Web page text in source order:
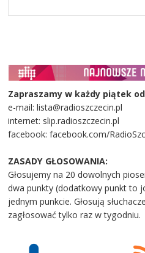
Zapraszamy w każdy piątek od
e-mail: lista@radioszczecin.pl
internet: slip.radioszczecin.pl
facebook: facebook.com/
ZASADY GŁOSOWANIA:
Głosujemy na 20 dowolnych
dwa punkty (dodatkowy punkt to
jednym punkcie. Głosują
zagłosować tylko raz w tygodniu.